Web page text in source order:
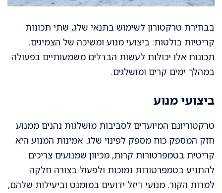
בבחירת טרקטורון לשימוש בתנאי שלג, שתי תכונות
קריטיות בולטות: ביצועי מנוע ומשיכה של הצמיגים.
תכונות אלו יכולות לעשות הבדלים משמעותיים בפעולה
במהלך ימים קרים ומושלגים.
ביצועי מנוע
טרקטוריונם המיועדים לסביבות מושלגות נהנים ממנוע
חזק המספק כוח מספק לפינוי שלג. אמינות המנוע היא
קריטית בטמפרטורות קרות, מכיוון שמנועים צריכים
להתניע בטמפרטורות נמוכות ולפעול בצורה חלקה
למרות הקור. מנועי דיזל ידועים במומנט וביעילות שלהם,